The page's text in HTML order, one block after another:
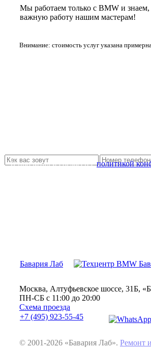
Мы работаем только с BMW и
важную работу нашим мастерам!
Внимание: стоимость услуг указана
Я прочитал и согласен сполитикой
Бавария Лаб
Москва, Алтуфьевское шоссе, 31Б,
ПН-СБ с 11:00 до 20:00
Схема проезда
+7 (495) 923-55-45
© 2001-2026 «Бавария Лаб». Ремонт